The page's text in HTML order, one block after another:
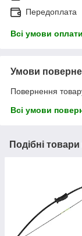
Передоплата
Всі умови оплати
Умови
Повернення
Всі умови
Подібні товари